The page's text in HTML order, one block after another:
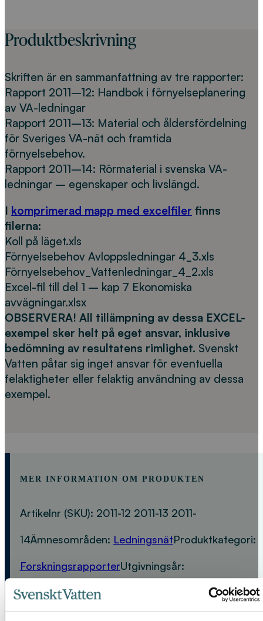
Produktbeskrivning
Skriften är en sammanfattning av tre rapporter:
Rapport 2011–12: Handbok i förnyelseplanering
av VA-ledningar
Rapport 2011–13: Material och åldersfördelning
för Sveriges VA-nät och framtida
förnyelsebehov.
Rapport 2011–14: Rörmaterial i svenska VA-
ledningar – egenskaper och livslängd.
I komprimerad mapp med excelfiler finns
filerna:
Koll på läget.xls
Förnyelsebehov Avloppsledningar 4_3.xls
Förnyelsebehov_Vattenledningar_4_2.xls
Excel-fil till del 1 – kap 7 Ekonomiska
avvägningar.xlsx
OBSERVERA! All tillämpning av dessa EXCEL-
exempel sker helt på eget ansvar, inklusive
bedömning av resultatens rimlighet. Svenskt
Vatten påtar sig inget ansvar för eventuella
felaktigheter eller felaktig användning av dessa
exempel.
MER INFORMATION OM PRODUKTEN
Artikelnr (SKU): 2011-12 2011-13 2011-
14Ämnesområden: LedningsnätProduktkategori:
ForskningsrapporterUtgivningsår:
2011Produkttyp: Nedladdningsbar PDF och